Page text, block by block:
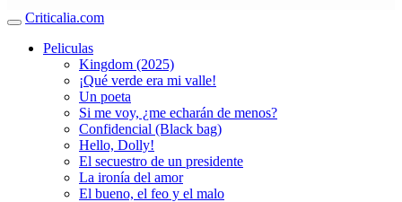
Criticalia.com
Peliculas
Kingdom (2025)
¡Qué verde era mi valle!
Un poeta
Si me voy, ¿me echarán de menos?
Confidencial (Black bag)
Hello, Dolly!
El secuestro de un presidente
La ironía del amor
El bueno, el feo y el malo